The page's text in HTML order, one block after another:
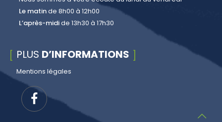
Le matinde 8h00 à 12h00
L’après-midide 13h30 à 17h30
PLUS D’INFORMATIONS
Mentions légales